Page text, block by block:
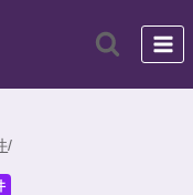
/